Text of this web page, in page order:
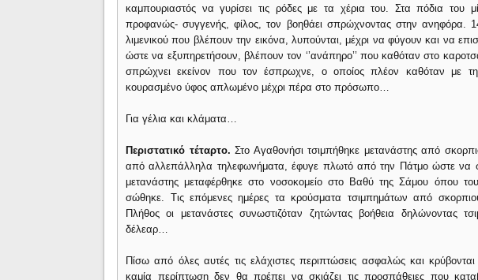
καμπουριαστός να γυρίσει τις ρόδες με τα χέρια του. Στα πόδια
προφανώς- συγγενής, φίλος, τον βοηθάει σπρώχνοντας στην ανηφόρα.
λιμενικού που βλέπουν την εικόνα, λυπούνται, μέχρι να φύγουν και να
ώστε να εξυπηρετήσουν, βλέπουν τον ‘’ανάπηρο’’ που καθόταν στο
σπρώχνει εκείνον που τον έσπρωχνε, ο οποίος πλέον καθόταν με
κουρασμένο ύφος απλωμένο μέχρι πέρα στο πρόσωπο…
Για γέλια και κλάματα…
Περιστατικό τέταρτο. Στο Αγαθονήσι τσιμπήθηκε μετανάστης από
από αλλεπάλληλα τηλεφωνήματα, έφυγε πλωτό από την Πάτμο ώστε να
μετανάστης μεταφέρθηκε στο νοσοκομείο στο Βαθύ της Σάμου όπου
σώθηκε. Τις επόμενες ημέρες τα κρούσματα τσιμπημάτων από
Πλήθος οι μετανάστες συνωστιζόταν ζητώντας βοήθεια δηλώνοντας
δέλεαρ…
Πίσω από όλες αυτές τις ελάχιστες περιπτώσεις ασφαλώς και
καμία περίπτωση δεν θα πρέπει να σκιάζει τις προσπάθειες που